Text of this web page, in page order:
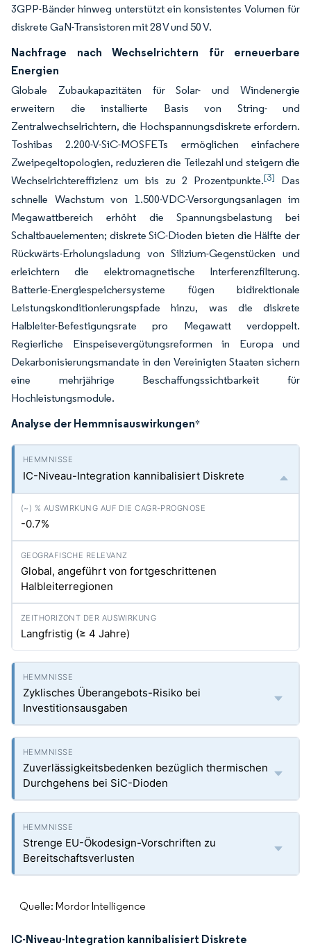
3GPP-Bänder hinweg unterstützt ein konsistentes Volumen für
diskrete GaN-Transistoren mit 28 V und 50 V.
Nachfrage nach Wechselrichtern für erneuerbare
Energien
Globale Zubaukapazitäten für Solar- und Windenergie
erweitern die installierte Basis von String- und
Zentralwechselrichtern, die Hochspannungsdiskrete erfordern.
Toshibas 2.200-V-SiC-MOSFETs ermöglichen einfachere
Zweipegeltopologien, reduzieren die Teilezahl und steigern die
Wechselrichtereffizienz um bis zu 2 Prozentpunkte.[3]
Das
schnelle Wachstum von 1.500-VDC-Versorgungsanlagen im
Megawattbereich erhöht die Spannungsbelastung bei
Schaltbauelementen; diskrete SiC-Dioden bieten die Hälfte der
Rückwärts-Erholungsladung von Silizium-Gegenstücken und
erleichtern die elektromagnetische Interferenzfilterung.
Batterie-Energiespeichersysteme fügen bidirektionale
Leistungskonditionierungspfade hinzu, was die diskrete
Halbleiter-Befestigungsrate pro Megawatt verdoppelt.
Regierliche Einspeisevergütungsreformen in Europa und
Dekarbonisierungsmandate in den Vereinigten Staaten sichern
eine mehrjährige Beschaffungssichtbarkeit für
Hochleistungsmodule.
Analyse der Hemmnisauswirkungen*
IC-Niveau-Integration kannibalisiert Diskrete
-0.7%
Global, angeführt von fortgeschrittenen
Halbleiterregionen
Langfristig (≥ 4 Jahre)
Zyklisches Überangebots-Risiko bei
Investitionsausgaben
Zuverlässigkeitsbedenken bezüglich thermischen
Durchgehens bei SiC-Dioden
Strenge EU-Ökodesign-Vorschriften zu
Bereitschaftsverlusten
Quelle: Mordor Intelligence
IC-Niveau-Integration kannibalisiert Diskrete